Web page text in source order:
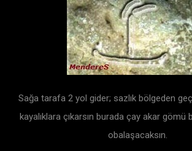
Sağa tarafa 2 yol gider; sazlık bölgeden
kayalıklara çıkarsın burada çay akar gömü
obalaşacaksın.